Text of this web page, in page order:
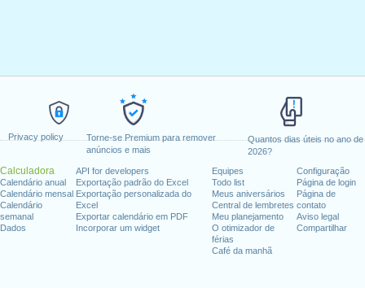
Privacy policy
Torne-se Premium para remover
anúncios e mais
Quantos dias úteis no ano de
2026?
Calculadora
Calendário anual
Calendário mensal
Calendário
semanal
Dados
API for developers
Exportação padrão do Excel
Exportação personalizada do
Excel
Exportar calendário em PDF
Incorporar um widget
Equipes
Todo list
Meus aniversários
Central de lembretes
Meu planejamento
O otimizador de
férias
Café da manhã
Configuração
Página de login
Página de
contato
Aviso legal
Compartilhar